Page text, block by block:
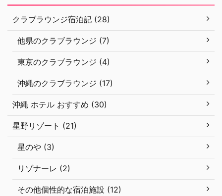
クラブラウンジ宿泊記 (28)
他県のクラブラウンジ (7)
東京のクラブラウンジ (4)
沖縄のクラブラウンジ (17)
沖縄 ホテル おすすめ (30)
星野リゾート (21)
星のや (3)
リゾナーレ (2)
その他個性的な宿泊施設 (12)